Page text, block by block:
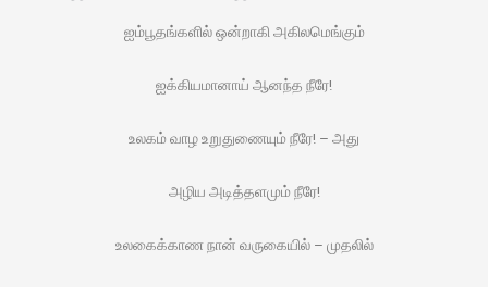
ஐம்பூதங்களில் ஒன்றாகி அகிலமெங்கும்
ஐக்கியமானாய் ஆனந்த நீரே!
உலகம் வாழ உறுதுணையும் நீரே! – அது
அழிய அடித்தளமும் நீரே!
உலகைக்காண நான் வருகையில் – முதலில்